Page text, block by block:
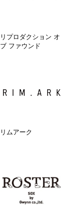
リプロダクション オ
ブ ファウンド
リムアーク